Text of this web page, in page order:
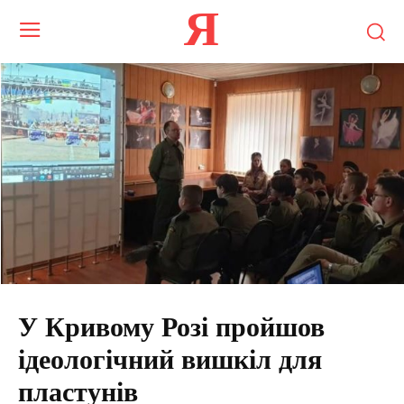
Я
У Кривому Розі пройшов
ідеологічний вишкіл для
пластунів